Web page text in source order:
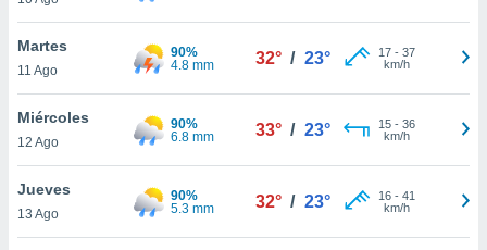
de
Martes
11 Ago
90%
4.8 mm
32° / 23° 17- 37
km/h
Miércoles
12 Ago
90%
6.8 mm
33° / 23° 15- 36
km/h
Jueves
13 Ago
90%
5.3 mm
32° / 23° 16- 41
km/h